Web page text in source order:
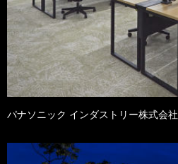
パナソニック インダストリー株式会